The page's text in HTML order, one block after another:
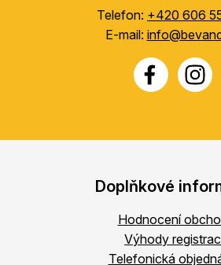
Telefon: +420 606
E-mail:
Doplňkové
Hodnocení
Výhody
Telefonická